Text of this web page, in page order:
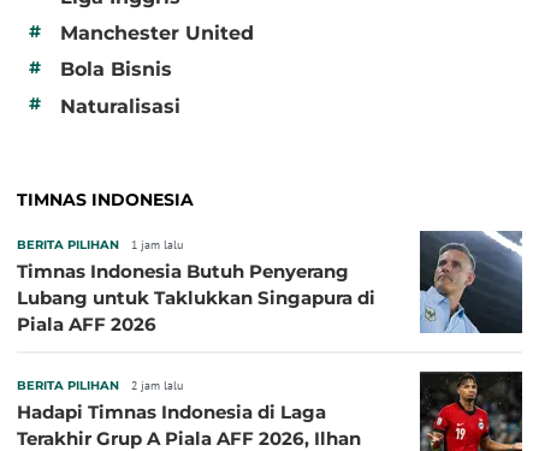
# Manchester United
# Bola Bisnis
# Naturalisasi
TIMNAS INDONESIA
BERITA PILIHAN 1 jam lalu
Timnas Indonesia Butuh Penyerang
Lubang untuk Taklukkan Singapura di
Piala AFF 2026
BERITA PILIHAN 2 jam lalu
Hadapi Timnas Indonesia di Laga
Terakhir Grup A Piala AFF 2026, Ilhan